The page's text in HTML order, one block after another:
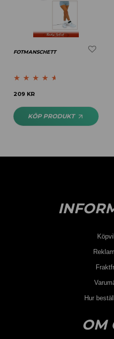
FOTMANSCHETT
Betygsatt
209 KR
KÖP PRODUKT
Hur
OM